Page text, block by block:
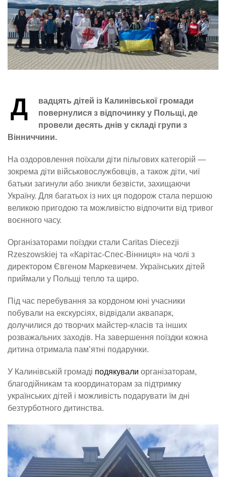
Д
вадцять дітей із Калинівської громади
повернулися з відпочинку у Польщі, де
провели десять днів у складі групи з
Вінниччини.
На оздоровлення поїхали діти пільгових категорій —
зокрема діти військовослужбовців, а також діти, чиї
батьки загинули або зникли безвісти, захищаючи
Україну. Для багатьох із них ця подорож стала першою
великою пригодою та можливістю відпочити від тривог
воєнного часу.
Організаторами поїздки стали Caritas Diecezji
Rzeszowskiej та «Карітас-Спес-Вінниця» на чолі з
директором Євгеном Маркевичем. Українських дітей
приймали у Польщі тепло та щиро.
Під час перебування за кордоном юні учасники
побували на екскурсіях, відвідали аквапарк,
долучилися до творчих майстер-класів та інших
розважальних заходів. На завершення поїздки кожна
дитина отримала пам’ятні подарунки.
У Калинівській громаді подякували організаторам,
благодійникам та координаторам за підтримку
українських дітей і можливість подарувати їм дні
безтурботного дитинства.